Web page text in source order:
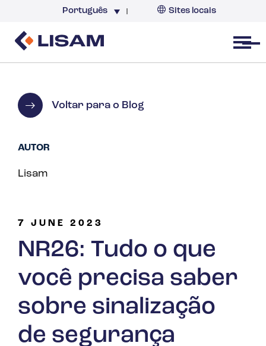
Português Sites locais
Open menu
Voltar para o Blog
7 JUNE 2023
NR26: Tudo o que
você precisa saber
sobre sinalização
de segurança
AUTOR
Lisam